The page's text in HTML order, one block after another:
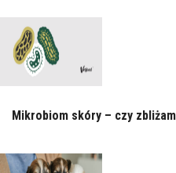
Mikrobiom skóry – czy